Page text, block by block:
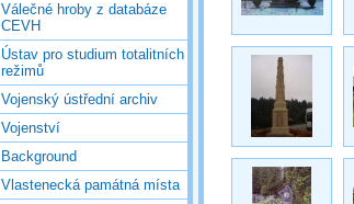
Válečné hroby z databáze
CEVH
Ústav pro studium totalitních
režimů
Vojenský ústřední archiv
Vojenství
Background
Vlastenecká památná místa